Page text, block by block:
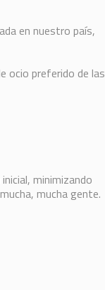
en nuestro país,
ocio preferido de las
minimizando
mucha gente.